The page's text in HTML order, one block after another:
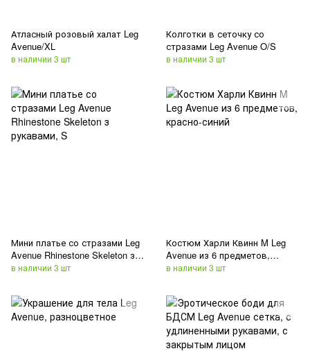
Атласный розовый халат Leg
Avenue/XL
в наличии 3 шт
Колготки в сеточку со
стразами Leg Avenue O/S
в наличии 3 шт
Мини платье со стразами Leg
Avenue Rhinestone Skeleton з
рукавами, S
в наличии 3 шт
Костюм Харли Квинн M Leg
Avenue из 6 предметов,
красно-синий
в наличии 3 шт